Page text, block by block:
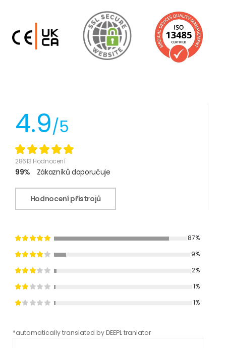
4.9/5
28613 Hodnocení
99% Zákazníků doporučuje
Hodnocení přístrojů
87%
9%
2%
1%
1%
*automatically translated by DEEPL tranlator